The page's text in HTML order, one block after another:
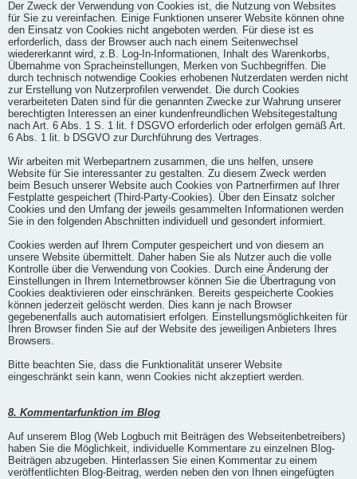
Der Zweck der Verwendung von Cookies ist, die Nutzung von Websites
für Sie zu vereinfachen. Einige Funktionen unserer Website können ohne
den Einsatz von Cookies nicht angeboten werden. Für diese ist es
erforderlich, dass der Browser auch nach einem Seitenwechsel
wiedererkannt wird, z.B. Log-In-Informationen, Inhalt des Warenkorbs,
Übernahme von Spracheinstellungen, Merken von Suchbegriffen. Die
durch technisch notwendige Cookies erhobenen Nutzerdaten werden nicht
zur Erstellung von Nutzerprofilen verwendet. Die durch Cookies
verarbeiteten Daten sind für die genannten Zwecke zur Wahrung unserer
berechtigten Interessen an einer kundenfreundlichen Websitegestaltung
nach Art. 6 Abs. 1 S. 1 lit. f DSGVO erforderlich oder erfolgen gemäß Art.
6 Abs. 1 lit. b DSGVO zur Durchführung des Vertrages.
Wir arbeiten mit Werbepartnern zusammen, die uns helfen, unsere
Website für Sie interessanter zu gestalten. Zu diesem Zweck werden
beim Besuch unserer Website auch Cookies von Partnerfirmen auf Ihrer
Festplatte gespeichert (Third-Party-Cookies). Über den Einsatz solcher
Cookies und den Umfang der jeweils gesammelten Informationen werden
Sie in den folgenden Abschnitten individuell und gesondert informiert.
Cookies werden auf Ihrem Computer gespeichert und von diesem an
unsere Website übermittelt. Daher haben Sie als Nutzer auch die volle
Kontrolle über die Verwendung von Cookies. Durch eine Änderung der
Einstellungen in Ihrem Internetbrowser können Sie die Übertragung von
Cookies deaktivieren oder einschränken. Bereits gespeicherte Cookies
können jederzeit gelöscht werden. Dies kann je nach Browser
gegebenenfalls auch automatisiert erfolgen. Einstellungsmöglichkeiten für
Ihren Browser finden Sie auf der Website des jeweiligen Anbieters Ihres
Browsers.
Bitte beachten Sie, dass die Funktionalität unserer Website
eingeschränkt sein kann, wenn Cookies nicht akzeptiert werden.
8. Kommentarfunktion im Blog
Auf unserem Blog (Web Logbuch mit Beiträgen des Webseitenbetreibers)
haben Sie die Möglichkeit, individuelle Kommentare zu einzelnen Blog-
Beiträgen abzugeben. Hinterlassen Sie einen Kommentar zu einem
veröffentlichten Blog-Beitrag, werden neben den von Ihnen eingefügten